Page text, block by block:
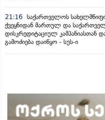
21:16 საქართველოს
ქვეყნიდან მართულ და
დისკრედიტაციულ კამპანიასთან
გამოძიება დაიწყო - სუს-ი